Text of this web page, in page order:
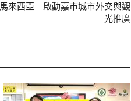
來西亞 啟動嘉市城市外交與觀
光推廣